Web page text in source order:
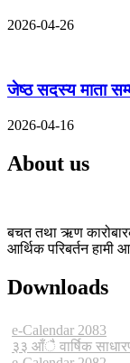
2026-04-26
जेष्ठ सदस्य माता
2026-04-16
About us
बचत तथा ऋण
आर्थिक परिबर्तन हामी
Downloads
e-Calendar 2083
३३ आँै वार्षिक